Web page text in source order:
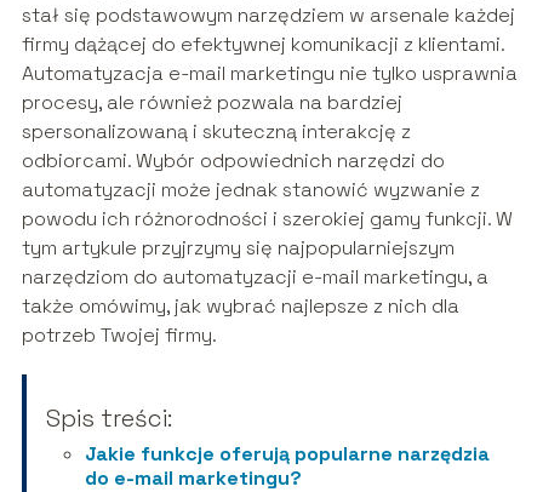
stał się podstawowym narzędziem w arsenale każdej
firmy dążącej do efektywnej komunikacji z klientami.
Automatyzacja e-mail marketingu nie tylko usprawnia
procesy, ale również pozwala na bardziej
spersonalizowaną i skuteczną interakcję z
odbiorcami. Wybór odpowiednich narzędzi do
automatyzacji może jednak stanowić wyzwanie z
powodu ich różnorodności i szerokiej gamy funkcji. W
tym artykule przyjrzymy się najpopularniejszym
narzędziom do automatyzacji e-mail marketingu, a
także omówimy, jak wybrać najlepsze z nich dla
potrzeb Twojej firmy.
Spis treści:
Jakie funkcje oferują popularne narzędzia
do e-mail marketingu?